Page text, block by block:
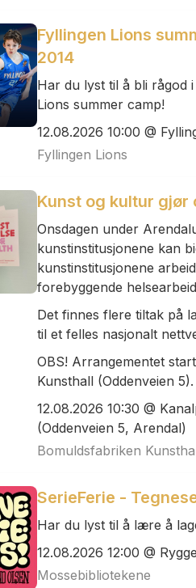
Fyllingen Lions
2014
Har du lyst til å bli rågod
Lions summer camp!
12.08.2026 10:00 @
Fyllingen Lions
Kunst og kultur gjør
Onsdagen under
kunstinstitusjonene kan
kunstinstitusjonene
forebyggende
Det finnes flere tiltak på
til et felles nasjonalt
OBS! Arrangementet
Kunsthall (Oddenveien 5).
12.08.2026 10:30 @
(Oddenveien 5, Arendal)
Bomuldsfabriken
SerieFerie -
Har du lyst til å lære å
12.08.2026 12:00 @
Mossebibliotekene